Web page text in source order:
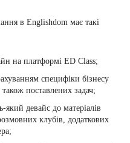
в Englishdom має такі
на платформі ED Class;
специфіки бізнесу
поставлених задач;
який девайс до матеріалів
клубів, додаткових